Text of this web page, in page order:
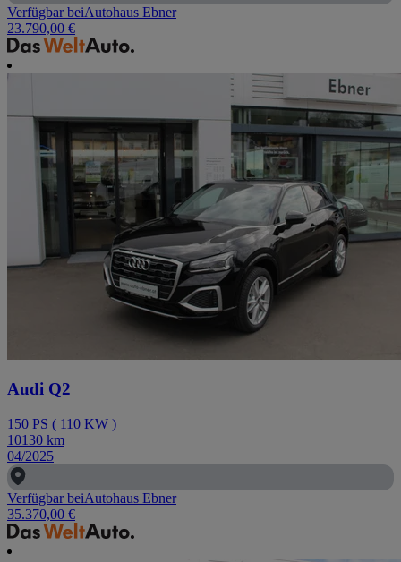
Verfügbar beiAutohaus Ebner
23.790,00 €
Audi Q2
150 PS ( 110 KW )
10130 km
04/2025
Verfügbar beiAutohaus Ebner
35.370,00 €